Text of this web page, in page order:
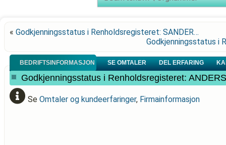
« Godkjenningsstatus i Renholdsregisteret: SANDER…
Godkjenningsstatus i
BEDRIFTSINFORMASJON SE OMTALER DEL ERFARING
Godkjenningsstatus i Renholdsregisteret:
Se Omtaler og kundeerfaringer, Firmainformasjon